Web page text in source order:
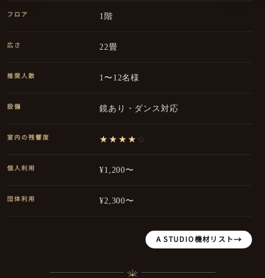
フロア 1階
広さ 22畳
推奨人数 1〜12名様
設備 鏡あり・ダンス対応
室内の残響度 ★★★★ ☆
個人利用 ¥1,200〜
団体利用 ¥2,300〜
A STUDIO機材リスト